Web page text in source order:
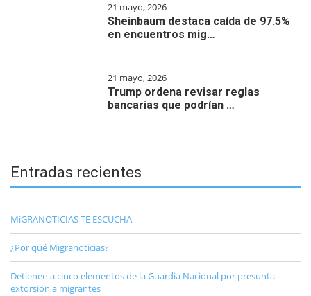
21 mayo, 2026
Sheinbaum destaca caída de 97.5%
en encuentros mig…
21 mayo, 2026
Trump ordena revisar reglas
bancarias que podrían …
Entradas recientes
MiGRANOTICIAS TE ESCUCHA
¿Por qué Migranoticias?
Detienen a cinco elementos de la Guardia Nacional por presunta
extorsión a migrantes